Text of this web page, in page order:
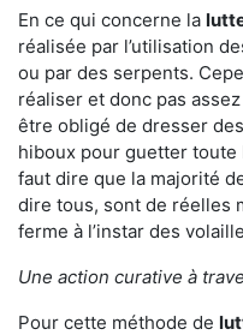
En ce qui concerne la
réalisée par l’utilisation
ou par des serpents.
réaliser et donc pas
être obligé de dresser
hiboux pour guetter
faut dire que la majorité
dire tous, sont de réelles
ferme à l’instar des
Une action curative à
Pour cette méthode de